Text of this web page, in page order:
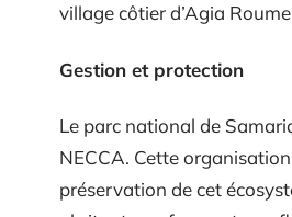
village côtier d’Agia
Gestion et protection
Le parc national de
NECCA. Cette
préservation de cet